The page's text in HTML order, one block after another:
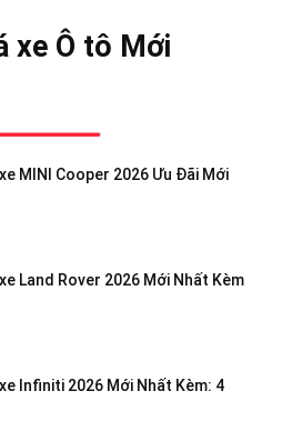
xe Ô tô Mới
MINI Cooper 2026 Ưu Đãi Mới
Land Rover 2026 Mới Nhất Kèm
Infiniti 2026 Mới Nhất Kèm: 4